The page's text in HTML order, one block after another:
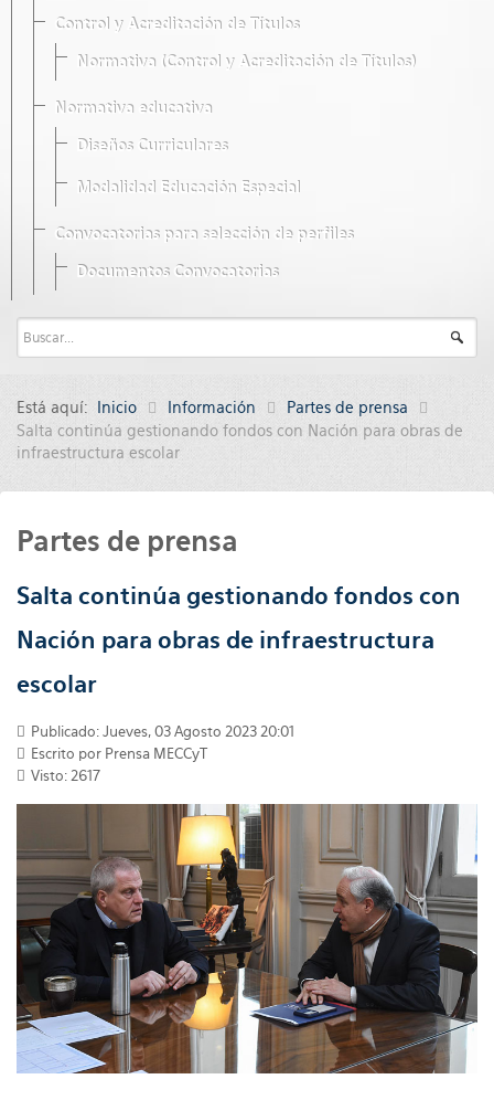
Control y Acreditación de Títulos
Normativa (Control y Acreditación de Títulos)
Normativa educativa
Diseños Curriculares
Modalidad Educación Especial
Convocatorias para selección de perfiles
Documentos Convocatorias
Está aquí: Inicio Información
Partes de prensa
Salta continúa gestionando fondos con Nación para obras de
infraestructura escolar
Partes de prensa
Salta continúa gestionando fondos con
Nación para obras de infraestructura
escolar
Publicado: Jueves, 03 Agosto 2023 20:01
Escrito por Prensa MECCyT
Visto: 2617